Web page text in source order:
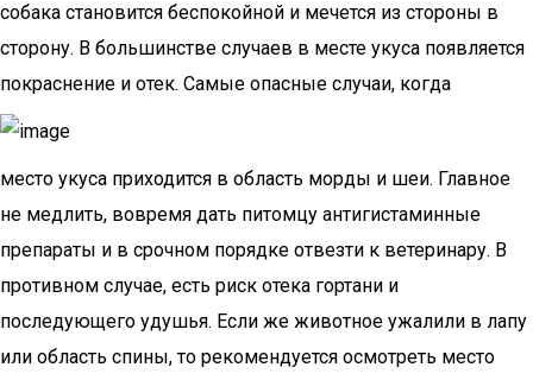
собака становится беспокойной и мечется из стороны в
сторону. В большинстве случаев в месте укуса появляется
покраснение и отек. Самые опасные случаи, когда
место укуса приходится в область морды и шеи. Главное
не медлить, вовремя дать питомцу антигистаминные
препараты и в срочном порядке отвезти к ветеринару. В
противном случае, есть риск отека гортани и
последующего удушья. Если же животное ужалили в лапу
или область спины, то рекомендуется осмотреть место